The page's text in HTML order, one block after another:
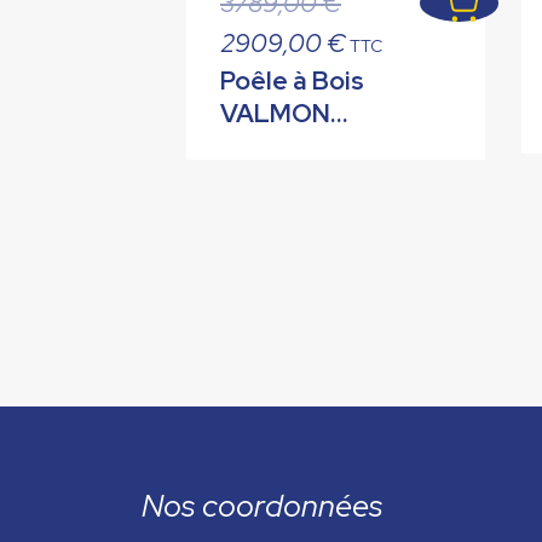
initial
était :
3789,00 €.
2909,00€Le
prix
actuel
est :
TTC
Poêle à Bois
VALMON
Nos coordonnées